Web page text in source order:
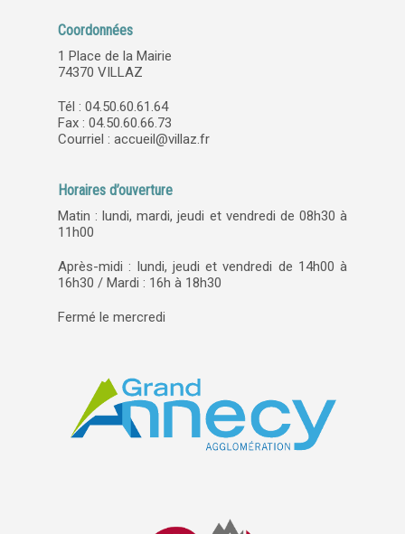
Coordonnées
1 Place de la Mairie
74370 VILLAZ
Tél : 04.50.60.61.64
Fax : 04.50.60.66.73
Courriel : accueil@villaz.fr
Horaires d’ouverture
Matin : lundi, mardi, jeudi et vendredi de 08h30 à
11h00
Après-midi : lundi, jeudi et vendredi de 14h00 à
16h30 / Mardi : 16h à 18h30
Fermé le mercredi